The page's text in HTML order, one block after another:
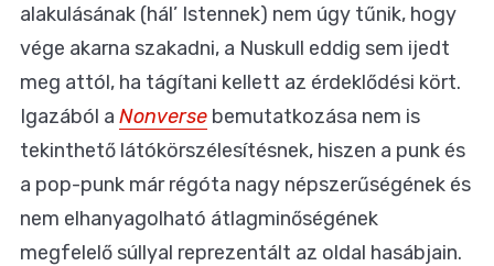
alakulásának (hál’ Istennek) nem úgy tűnik, hogy
vége akarna szakadni, a Nuskull eddig sem ijedt
meg attól, ha tágítani kellett az érdeklődési kört.
Igazából a Nonverse bemutatkozása nem is
tekinthető látókörszélesítésnek, hiszen a punk és
a pop-punk már régóta nagy népszerűségének és
nem elhanyagolható átlagminőségének
megfelelő súllyal reprezentált az oldal hasábjain.